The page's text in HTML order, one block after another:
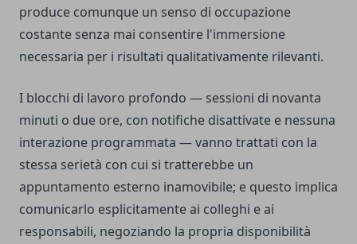
produce comunque un senso di occupazione
costante senza mai consentire l'immersione
necessaria per i risultati qualitativamente rilevanti.
I blocchi di lavoro profondo — sessioni di novanta
minuti o due ore, con notifiche disattivate e nessuna
interazione programmata — vanno trattati con la
stessa serietà con cui si tratterebbe un
appuntamento esterno inamovibile; e questo implica
comunicarlo esplicitamente ai colleghi e ai
responsabili, negoziando la propria disponibilità